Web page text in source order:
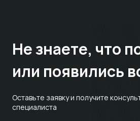
Оставьте заявку и получите
специалиста
Не знаете, что
или появились